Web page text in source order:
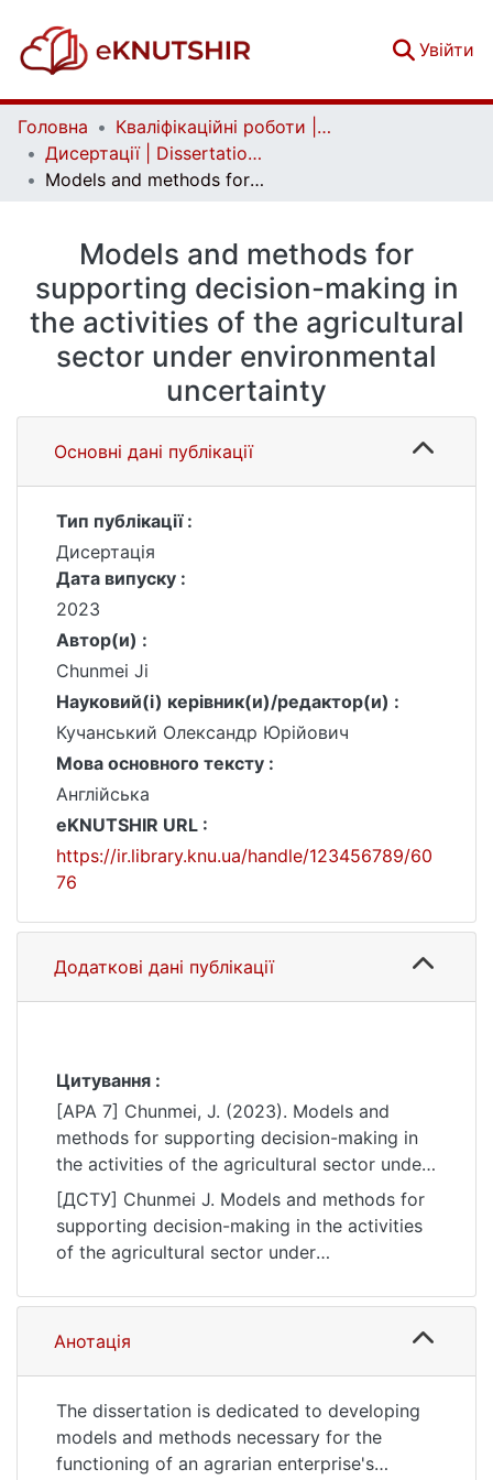
Увійти
Головна
Кваліфікаційні роботи | Qualifying works
Дисертації | Dissertations
Models and methods for supporting decision-making in the activities of the agricultural sector under environmental uncertainty
Models and methods for
supporting decision-making in
the activities of the agricultural
sector under environmental
uncertainty
Основні дані публікації
Тип публікації :
Дисертація
Дата випуску :
2023
Автор(и) :
Chunmei Ji
Науковий(і) керівник(и)/редактор(и) :
Кучанський Олександр Юрійович
Мова основного тексту :
Англійська
eKNUTSHIR URL :
https://ir.library.knu.ua/handle/123456789/60
76
Додаткові дані публікації
Цитування :
[APA 7] Chunmei, J. (2023). Models and
methods for supporting decision-making in
the activities of the agricultural sector under
environmental uncertainty [Doctoral
dissertation, Київський національний
університет імені Тараса Шевченка].
eKNUTSHIR.
https://ir.library.knu.ua/handle/123456789/60
[ДСТУ] Chunmei J. Models and methods for
supporting decision-making in the activities
of the agricultural sector under
dissertation : 12 Інформаційні технології.
Kyiv, 2023. URL:
https://ir.library.knu.ua/handle/123456789/60
Анотація
The dissertation is dedicated to developing
models and methods necessary for the
functioning of an agrarian enterprise's